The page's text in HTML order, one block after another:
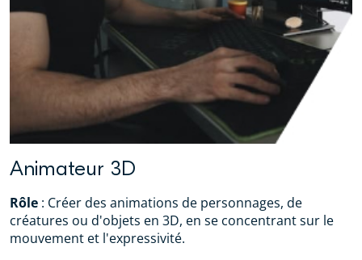
Animateur 3D
Rôle : Créer des animations de personnages, de
créatures ou d'objets en 3D, en se concentrant sur le
mouvement et l'expressivité.